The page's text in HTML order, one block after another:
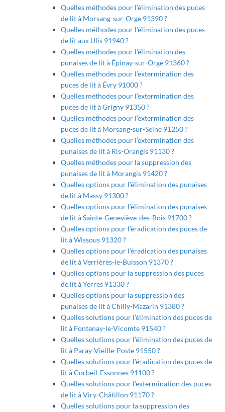
Quelles méthodes pour l’élimination des puces
de lit à Morsang-sur-Orge 91390 ?
Quelles méthodes pour l’élimination des puces
de lit aux Ulis 91940 ?
Quelles méthodes pour l’élimination des
punaises de lit à Épinay-sur-Orge 91360 ?
Quelles méthodes pour l’extermination des
puces de lit à Évry 91000 ?
Quelles méthodes pour l’extermination des
puces de lit à Grigny 91350 ?
Quelles méthodes pour l’extermination des
puces de lit à Morsang-sur-Seine 91250 ?
Quelles méthodes pour l’extermination des
punaises de lit à Ris-Orangis 91130 ?
Quelles méthodes pour la suppression des
punaises de lit à Morangis 91420 ?
Quelles options pour l’élimination des punaises
de lit à Massy 91300 ?
Quelles options pour l’élimination des punaises
de lit à Sainte-Geneviève-des-Bois 91700 ?
Quelles options pour l’éradication des puces de
lit à Wissous 91320 ?
Quelles options pour l’éradication des punaises
de lit à Verrières-le-Buisson 91370 ?
Quelles options pour la suppression des puces
de lit à Yerres 91330 ?
Quelles options pour la suppression des
punaises de lit à Chilly-Mazarin 91380 ?
Quelles solutions pour l’élimination des puces de
lit à Fontenay-le-Vicomte 91540 ?
Quelles solutions pour l’élimination des puces de
lit à Paray-Vieille-Poste 91550 ?
Quelles solutions pour l’éradication des puces de
lit à Corbeil-Essonnes 91100 ?
Quelles solutions pour l’extermination des puces
de lit à Viry-Châtillon 91170 ?
Quelles solutions pour la suppression des